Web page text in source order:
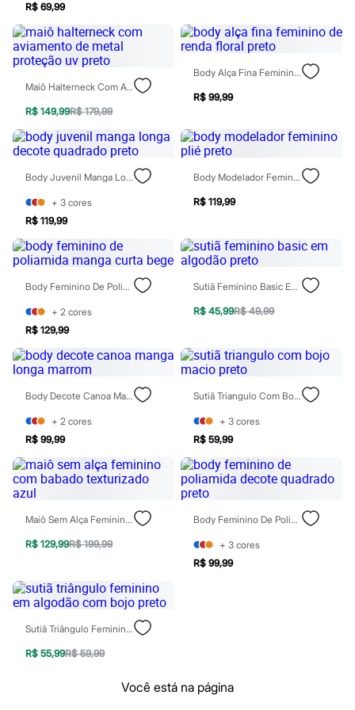
Todos os produtos
Infantil
Em alta
Arrumadinho para os meninos
Romântico para as meninas
Inverno
Novidades
Roupas menina
1 a 5 anos
4 a 12 anos
Roupas menino
0 a 24 meses
1 a 5 anos
4 a 12 anos
10 a 16 anos
Acessórios
Recém-nascido
Bolsas e Mochilas
Chapéus
Calçados
Botas
Chinelos
Pantufas
Rasteirinhas
Sandálias
Tênis
Marcas
Baby Club
Miss Fifteen
Palomino
Moda íntima
Cuecas
Meias
Pijamas
Biquínis e Maiôs
Blusas de proteção
Sungas
Personagens
Bluey
Disney
R$ 69,99
Maiô Halterneck Com Aviamento De Metal Proteção Uv Preto
R$ 149,99R$ 179,99
Body Alça Fina Feminino De Renda Floral Preto
R$ 99,99
Body Juvenil Manga Longa Decote Quadrado Preto
+ 3 cores
R$ 119,99
Body Modelador Feminino Plié Preto
R$ 119,99
Body Feminino De Poliamida Manga Curta Bege
+ 2 cores
R$ 129,99
Sutiã Feminino Basic Em Algodão Preto
R$ 45,99R$ 49,99
Body Decote Canoa Manga Longa Marrom
+ 2 cores
R$ 99,99
Sutiã Triangulo Com Bojo Macio Preto
+ 3 cores
R$ 59,99
Maiô Sem Alça Feminino Com Babado Texturizado Azul
R$ 129,99R$ 199,99
Body Feminino De Poliamida Decote Quadrado Preto
+ 3 cores
R$ 99,99
Sutiã Triângulo Feminino Em Algodão Com Bojo Preto
R$ 55,99R$ 59,99
Você está na página